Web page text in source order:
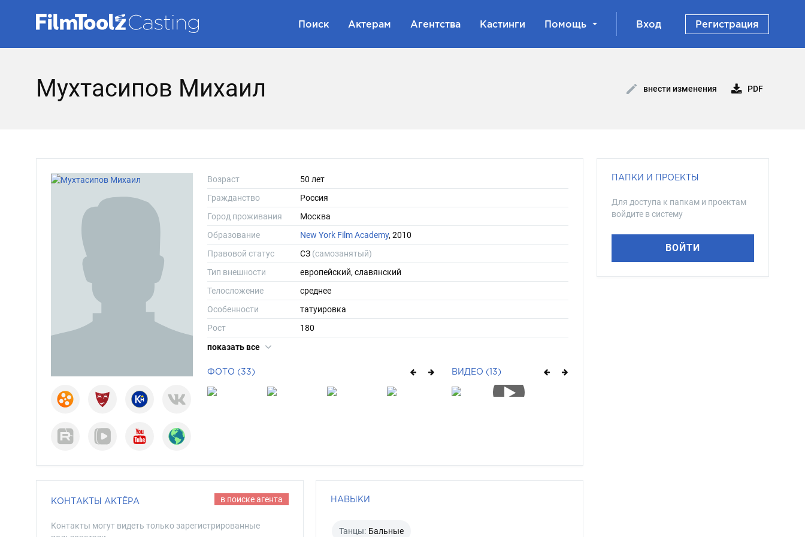
Поиск Актерам Агентства Кастинги Помощь Вход Регистрация
Мухтасипов Михаил внести изменения PDF
Возраст
50 лет
Гражданство
Россия
Город проживания
Москва
Образование
New York Film Academy, 2010
Правовой статус
СЗ (самозанятый)
Тип внешности
европейский, славянский
Телосложение
среднее
Особенности
татуировка
Рост
180
Вес
показать все
ФОТО (33) ВИДЕО (13)
КОНТАКТЫ АКТЁРА в поиске агента
Контакты могут видеть только зарегистрированные
НАВЫКИ
Танцы: Бальные
ПАПКИ И ПРОЕКТЫ
Для доступа к папкам и проектам
войдите в систему
ВОЙТИ